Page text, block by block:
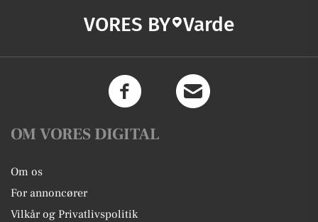
VORES BY Varde
OM VORES DIGITAL
Om os
For annoncører
Vilkår og Privatlivspolitik